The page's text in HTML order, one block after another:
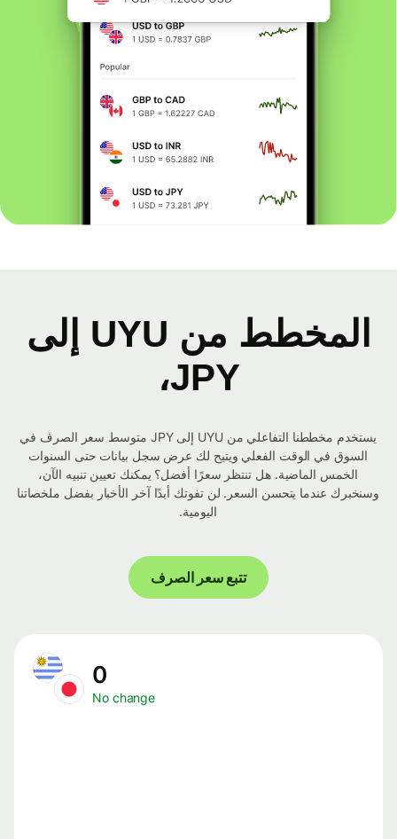
المخطط من UYU إلى
JPY،
يستخدم مخططنا التفاعلي من UYU إلى JPY متوسط ​​سعر الصرف في
السوق في الوقت الفعلي ويتيح لك عرض سجل بيانات حتى السنوات
الخمس الماضية. هل تنتظر سعرًا أفضل؟ يمكنك تعيين تنبيه الآن،
وسنخبرك عندما يتحسن السعر. لن تفوتك أبدًا آخر الأخبار بفضل ملخصاتنا
اليومية.
تتبع سعر الصرف
No change